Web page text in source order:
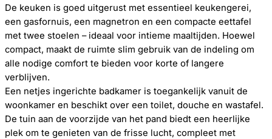
De keuken is goed uitgerust met essentieel keukengerei,
een gasfornuis, een magnetron en een compacte eettafel
met twee stoelen – ideaal voor intieme maaltijden. Hoewel
compact, maakt de ruimte slim gebruik van de indeling om
alle nodige comfort te bieden voor korte of langere
verblijven.
Een netjes ingerichte badkamer is toegankelijk vanuit de
woonkamer en beschikt over een toilet, douche en wastafel.
De tuin aan de voorzijde van het pand biedt een heerlijke
plek om te genieten van de frisse lucht, compleet met